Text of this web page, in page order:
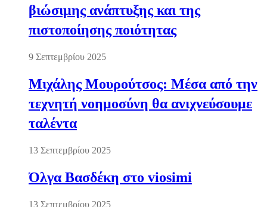
βιώσιμης ανάπτυξης και της
πιστοποίησης ποιότητας
9 Σεπτεμβρίου 2025
Μιχάλης Μουρούτσος: Μέσα από την
τεχνητή νοημοσύνη θα ανιχνεύσουμε
ταλέντα
13 Σεπτεμβρίου 2025
Όλγα Βασδέκη στο viosimi
13 Σεπτεμβρίου 2025